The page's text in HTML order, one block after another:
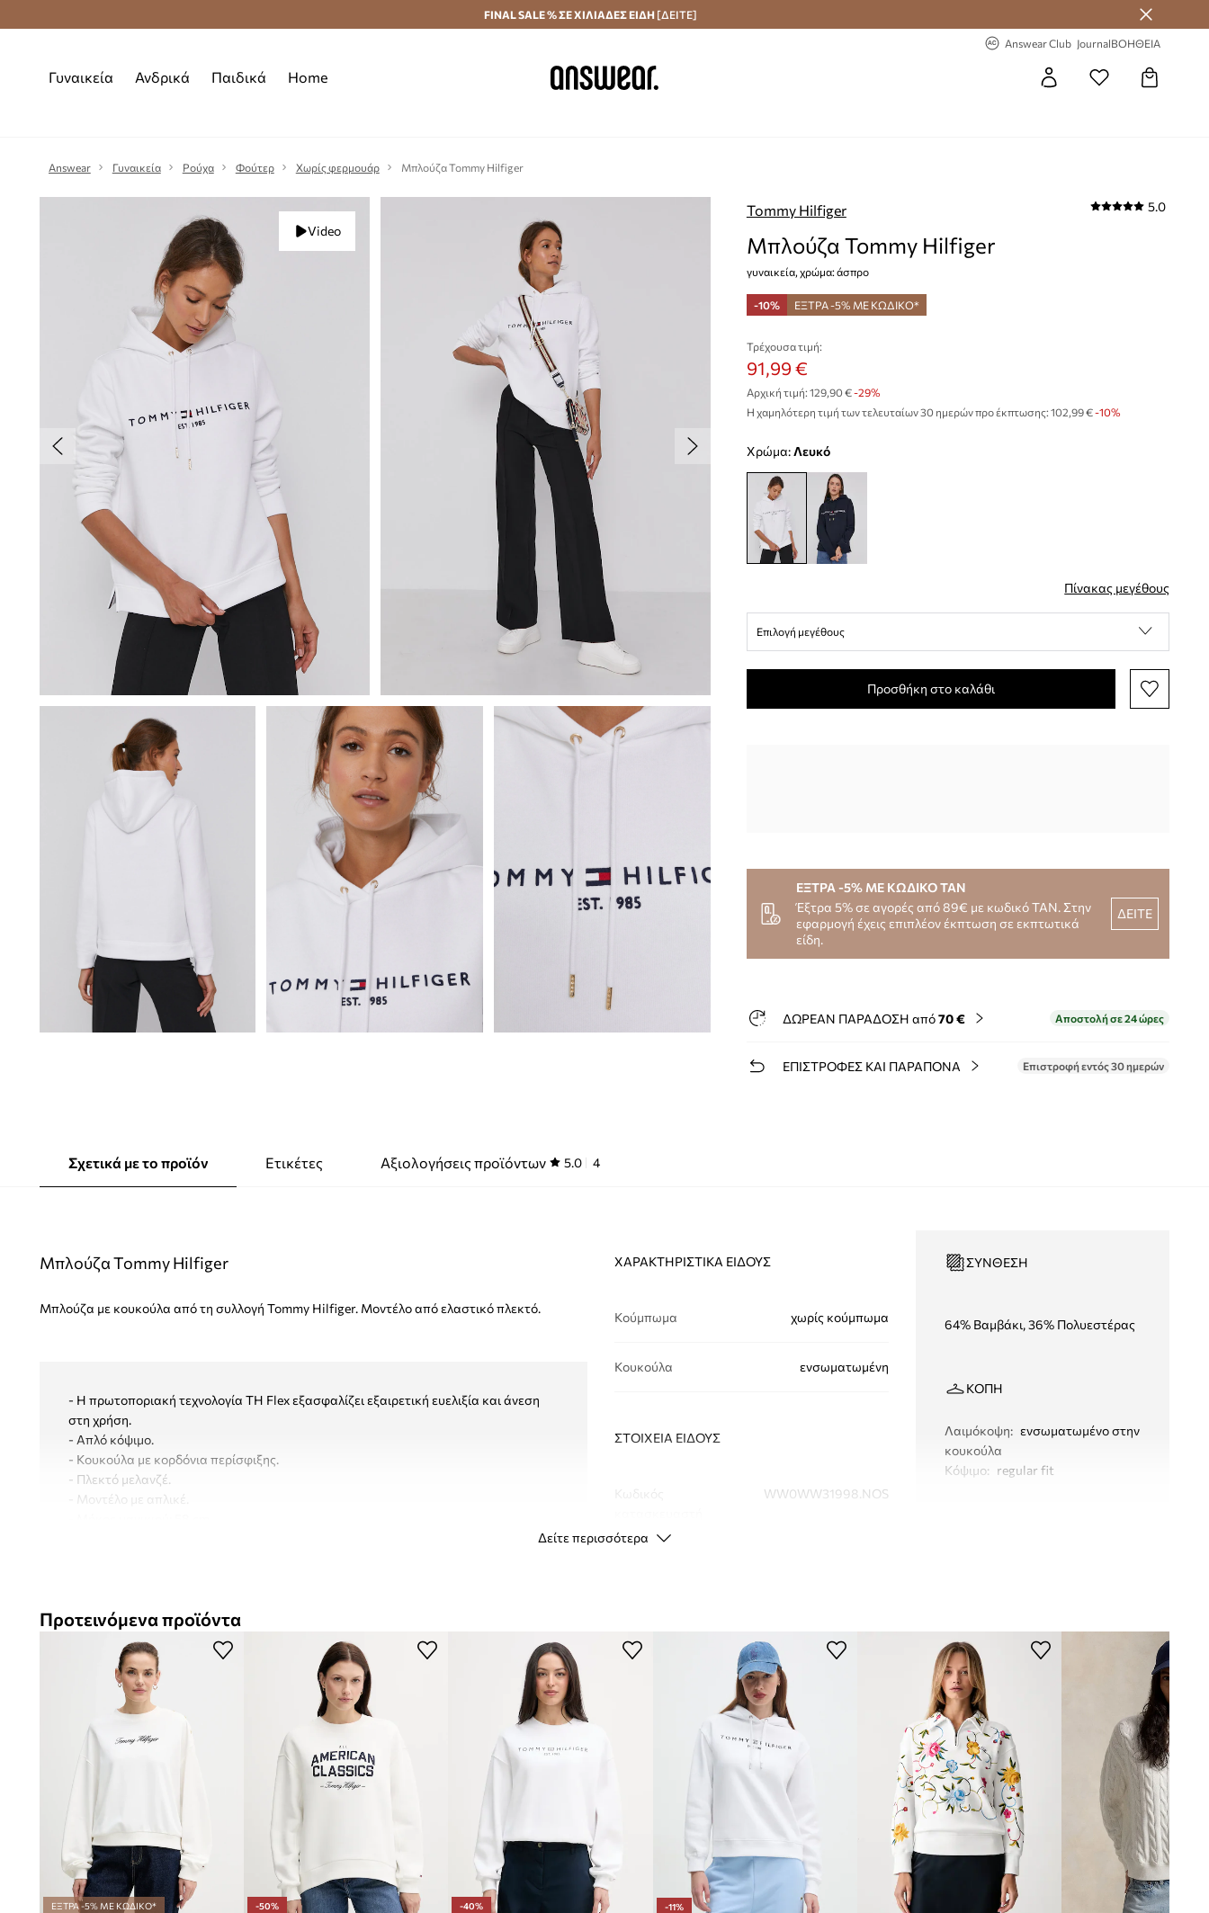
Αποστολή σε 24 ώρες Εξοικονομήστε με το Answear Club
FINAL SALE % ΣΕ ΧΙΛΙΑΔΕΣ ΕΙΔΗ [ΔΕΙΤΕ]
Answear Club JournalΒΟΗΘΕΙΑ
Γυναικεία Ανδρικά Παιδικά Home
Answear Γυναικεία Ρούχα Φούτερ Χωρίς φερμουάρ Μπλούζα Tommy Hilfiger
Video
Tommy Hilfiger 5.0
Μπλούζα Tommy Hilfiger
γυναικεία, χρώμα: άσπρο
-10% ΕΞΤΡΑ -5% ΜΕ ΚΩΔΙΚΟ*
Τρέχουσα τιμή:
91,99 €
Αρχική τιμή: 129,90 €-29%
Η χαμηλότερη τιμή των τελευταίων 30 ημερών προ έκπτωσης: 102,99 € -10%
Χρώμα: λευκό
Πίνακας μεγέθους
Επιλογή μεγέθους
Προσθήκη στο καλάθι
ΕΞΤΡΑ -5% ΜΕ ΚΩΔΙΚΟ TAN
Έξτρα 5% σε αγορές από 89€ με κωδικό TAN. Στην
εφαρμογή έχεις επιπλέον έκπτωση σε εκπτωτικά
είδη.
ΔΕΙΤΕ
ΔΩΡΕΑΝ ΠΑΡΑΔΟΣΗ από70 € Αποστολή σε 24 ώρες
ΕΠΙΣΤΡΟΦΕΣ ΚΑΙ ΠΑΡΑΠΟΝΑ Επιστροφή εντός 30 ημερών
Σχετικά με το προϊόν Ετικέτες Αξιολογήσεις προϊόντων 5.0 4
Μπλούζα Tommy Hilfiger
Μπλούζα με κουκούλα από τη συλλογή Tommy Hilfiger. Μοντέλο από ελαστικό πλεκτό.
- Η πρωτοποριακή τεχνολογία TH Flex εξασφαλίζει εξαιρετική ευελιξία και άνεση
στη χρήση.
- Απλό κόψιμο.
- Κουκούλα με κορδόνια περίσφιξης.
- Πλεκτό μελανζέ.
- Μοντέλο με απλικέ.
ΧΑΡΑΚΤΗΡΙΣΤΙΚΆ ΕΊΔΟΥΣ
Κούμπωμα χωρίς κούμπωμα
Κουκούλα ενσωματωμένη
ΣΤΟΙΧΕΊΑ ΕΊΔΟΥΣ
WW0WW31998.NOS
Κατασκευαστής
ΣΎΝΘΕΣΗ
64% Βαμβάκι, 36% Πολυεστέρας
ΚΟΠΉ
Λαιμόκοψη: ενσωματωμένο στην
κουκούλα
Κόψιμο: regular fit
Σου συστήνουμε να επιλέξεις ένα
νούμερο μικρότερο από αυτό που
συνήθως φοράς.
Πίνακας μεγέθους
Δείτε περισσότερα
Προτεινόμενα προϊόντα
ΕΞΤΡΑ -5% ΜΕ ΚΩΔΙΚΟ*
-50%
-40%
-11%